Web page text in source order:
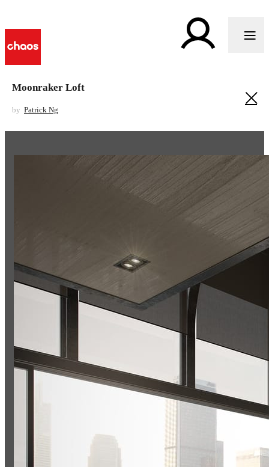
Moonraker Loft
by Patrick Ng